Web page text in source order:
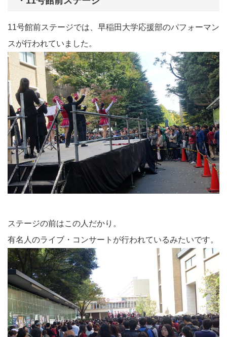
11号館前ステージでは、早稲田大学応援部のパフォーマン
スが行われていました。
ステージの前はこの人だかり。
有名人のライブ・コンサートが行われているみたいです。